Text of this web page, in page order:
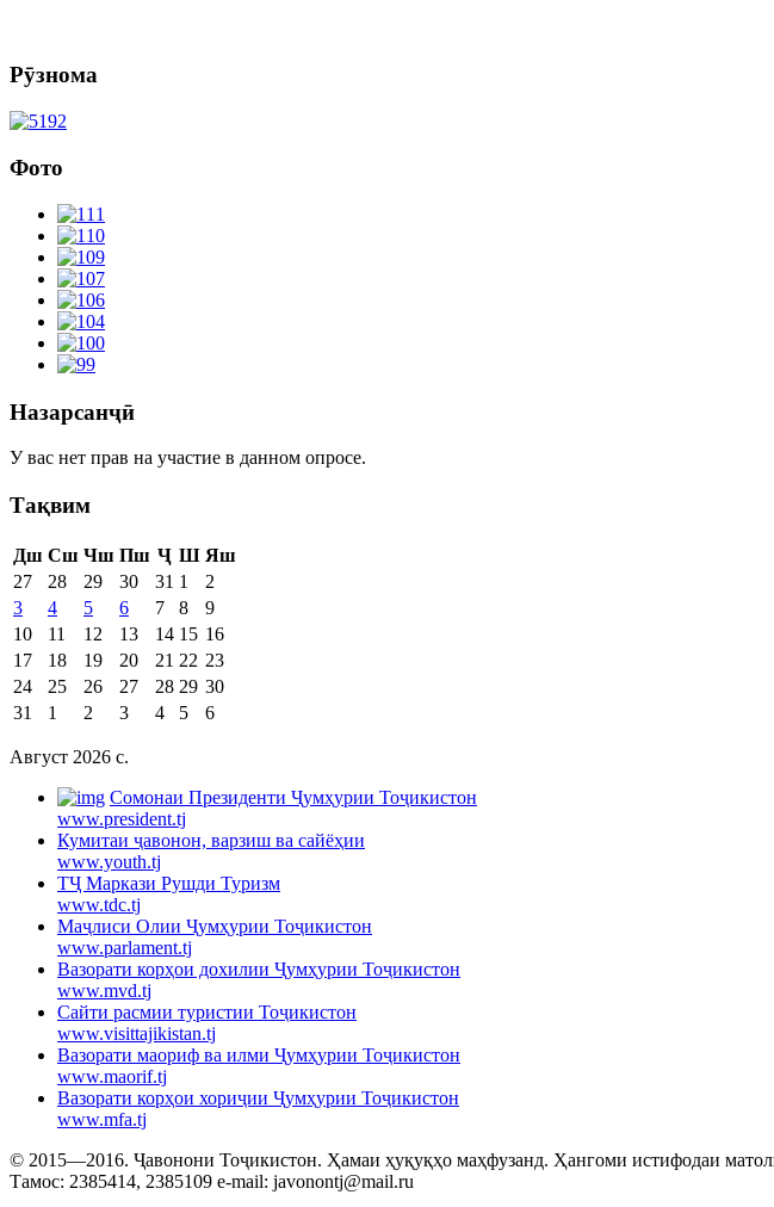
Рӯзнома
Фото
Назарсанҷӣ
У вас нет прав на участие в данном опросе.
Тақвим
Дш Сш Чш Пш Ҷ Ш Яш
27
28 29 30 31 1
2
3
4 5 6 7 8
9
10
11 12 13 14 15 16
17
18 19 20 21 22 23
24
25 26 27 28 29 30
31
1 2 3 4 5 6
Август 2026 c.
Cомонаи Президенти Ҷумҳурии Тоҷикистон
www.president.tj
Кумитаи ҷавонон, варзиш ва сайёҳии
www.youth.tj
ТҶ Маркази Рушди Туризм
www.tdc.tj
Маҷлиси Олии Ҷумҳурии Тоҷикистон
www.parlament.tj
Вазорати корҳои дохилии Ҷумҳурии Тоҷикистон
www.mvd.tj
Сайти расмии туристии Тоҷикистон
www.visittajikistan.tj
Вазорати маориф ва илми Ҷумҳурии Тоҷикистон
www.maorif.tj
Вазорати корҳои хориҷии Ҷумҳурии Тоҷикистон
www.mfa.tj
© 2015—2016. Ҷавонони Тоҷикистон. Ҳамаи ҳуқуқҳо маҳфузанд. Ҳангоми истифодаи
Тамос: 2385414, 2385109 e-mail: javonontj@mail.ru